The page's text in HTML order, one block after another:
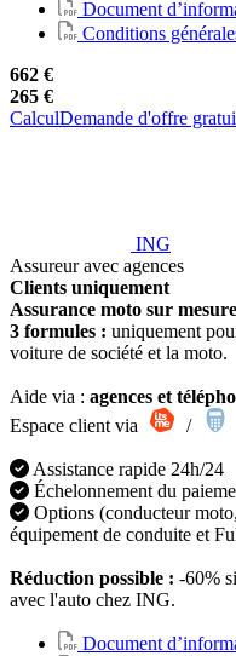
Document
Conditions
662 €
265 €
CalculDemande d'offre
ING
Assureur avec agences
Clients uniquement
Assurance moto sur
3 formules : uniquement
voiture de société et la moto.
Aide via : agences et
Espace client via
/
Assistance rapide 24h/24
Échelonnement du
Options (conducteur
équipement de conduite et
Réduction possible : -60%
avec l'auto chez ING.
Document